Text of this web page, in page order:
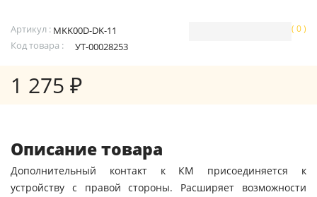
Артикул : MKK00D-DK-11
Код товара :
УТ-00028253
( 0 )
1 275 ₽
Описание товара
Дополнительный контакт к КМ присоединяется к
устройству с правой стороны. Расширяет возможности